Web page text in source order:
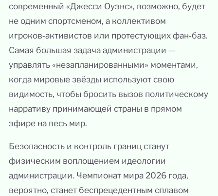
современный «Джесси Оуэнс», возможно, будет
не одним спортсменом, а коллективом
игроков‑активистов или протестующих фан‑баз.
Самая большая задача администрации —
управлять «незапланированными» моментами,
когда мировые звёзды используют свою
видимость, чтобы бросить вызов политическому
нарративу принимающей страны в прямом
эфире на весь мир.
Безопасность и контроль границ станут
физическим воплощением идеологии
администрации. Чемпионат мира 2026 года,
вероятно, станет беспрецедентным сплавом